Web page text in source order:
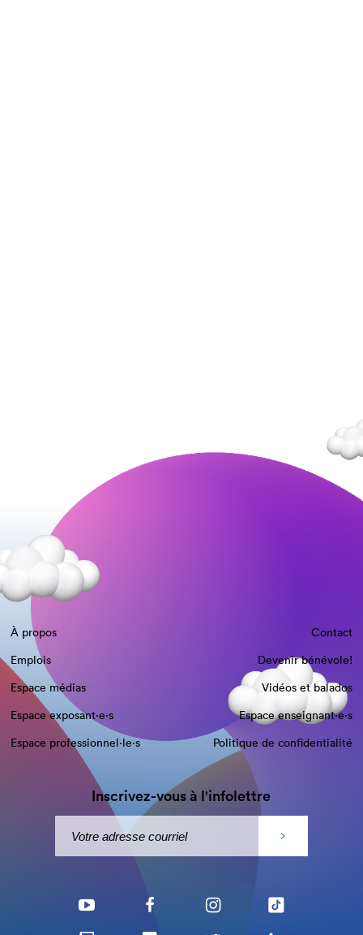
À propos
Contact
Emplois
Devenir bénévole!
Espace médias
Vidéos et balados
Espace exposant·e⋅s
Espace enseignant·e⋅s
Espace professionnel·le⋅s
Politique de confidentialité
Inscrivez-vous à l'infolettre